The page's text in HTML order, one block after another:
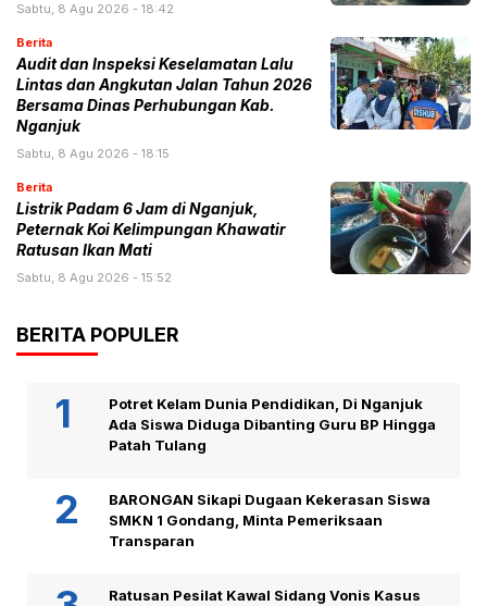
Sabtu, 8 Agu 2026 - 18:42
Berita
Audit dan Inspeksi Keselamatan Lalu
Lintas dan Angkutan Jalan Tahun 2026
Bersama Dinas Perhubungan Kab.
Nganjuk
Sabtu, 8 Agu 2026 - 18:15
Berita
Listrik Padam 6 Jam di Nganjuk,
Peternak Koi Kelimpungan Khawatir
Ratusan Ikan Mati
Sabtu, 8 Agu 2026 - 15:52
BERITA POPULER
Potret Kelam Dunia Pendidikan, Di Nganjuk
Ada Siswa Diduga Dibanting Guru BP Hingga
Patah Tulang
BARONGAN Sikapi Dugaan Kekerasan Siswa
SMKN 1 Gondang, Minta Pemeriksaan
Transparan
Ratusan Pesilat Kawal Sidang Vonis Kasus